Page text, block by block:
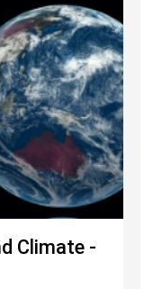
Climate -